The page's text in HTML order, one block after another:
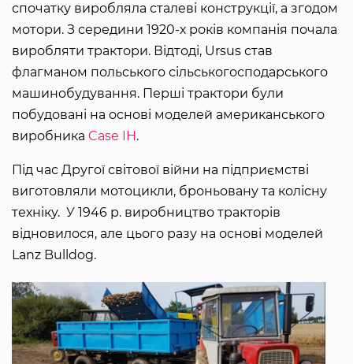
спочатку виробляла сталеві конструкції, а згодом
мотори. З середини 1920-х років компанія почала
виробляти трактори. Відтоді, Ursus став
флагманом польського сільськогосподарського
машинобудування. Перші трактори були
побудовані на основі моделей американського
виробника Case IH .
Під час Другої світової війни на підприємстві
виготовляли мотоцикли, броньовану та колісну
техніку. У 1946 р. виробництво тракторів
відновилося, але цього разу на основі моделей
Lanz Bulldog.